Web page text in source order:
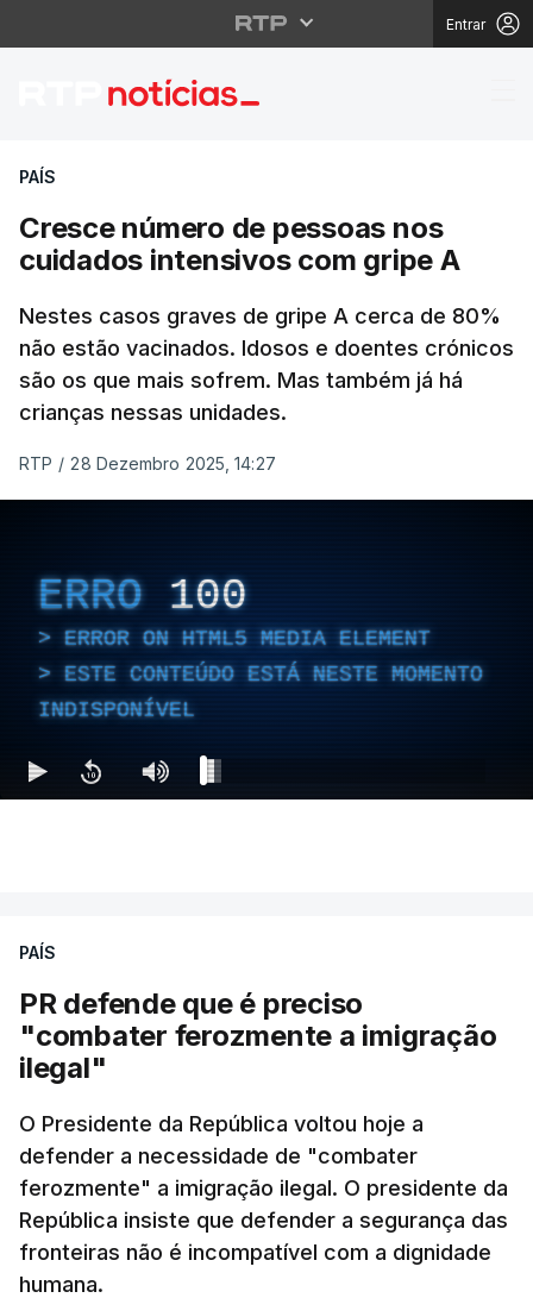
Entrar
Cresce número de
PAÍS
Cresce número de pessoas nos
cuidados intensivos com gripe A
Nestes casos graves de gripe A cerca de 80%
não estão vacinados. Idosos e doentes crónicos
são os que mais sofrem. Mas também já há
crianças nessas unidades.
RTP / 28 Dezembro 2025, 14:27
ERRO 100
ERROR ON HTML5 MEDIA ELEMENT
ESTE CONTEÚDO ESTÁ NESTE MOMENTO
INDISPONÍVEL
PAÍS
PR defende que é preciso
"combater ferozmente a imigração
ilegal"
O Presidente da República voltou hoje a
defender a necessidade de "combater
ferozmente" a imigração ilegal. O presidente da
República insiste que defender a segurança das
fronteiras não é incompatível com a dignidade
humana.